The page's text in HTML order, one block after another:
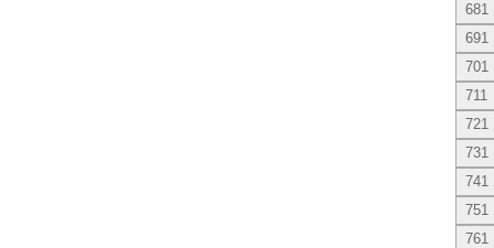
681
691
701
711
721
731
741
751
761